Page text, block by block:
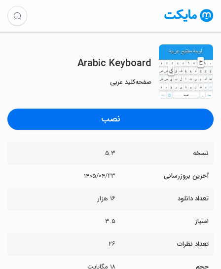
Arabic Keyboard
صفحه‌کلید عربی
نصب
نسخه ۵.۳
آخرین بروزرسانی ۱۴۰۵/۰۴/۲۳
تعداد دانلود ۱۶ هزار
امتیاز ۳.۵
تعداد نظرات ۲۶
حجم ۱۸ مگابایت